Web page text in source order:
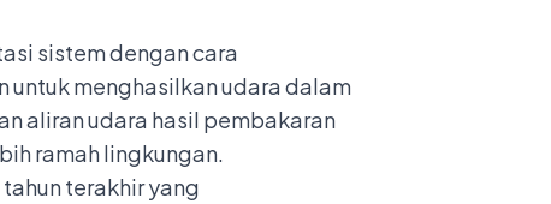
sistem dengan cara
untuk menghasilkan udara dalam
aliran udara hasil pembakaran
ramah lingkungan.
terakhir yang